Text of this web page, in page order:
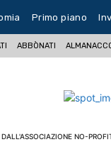
Primo piano
ABBÒNATI
NO-